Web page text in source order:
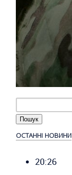
ОСТАННІ НОВИНИ
20:26